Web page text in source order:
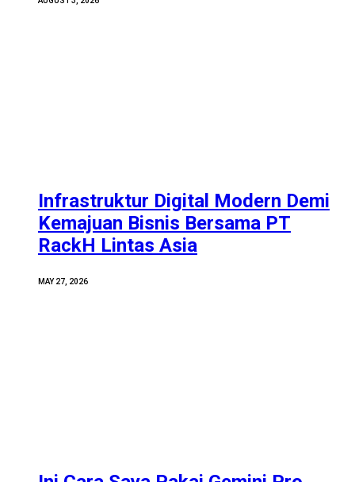
Infrastruktur Digital Modern Demi
Kemajuan Bisnis Bersama PT
RackH Lintas Asia
MAY 27, 2026